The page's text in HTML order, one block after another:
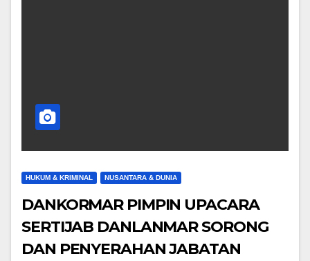
HUKUM & KRIMINAL NUSANTARA & DUNIA
DANKORMAR PIMPIN UPACARA
SERTIJAB DANLANMAR SORONG
DAN PENYERAHAN JABATAN